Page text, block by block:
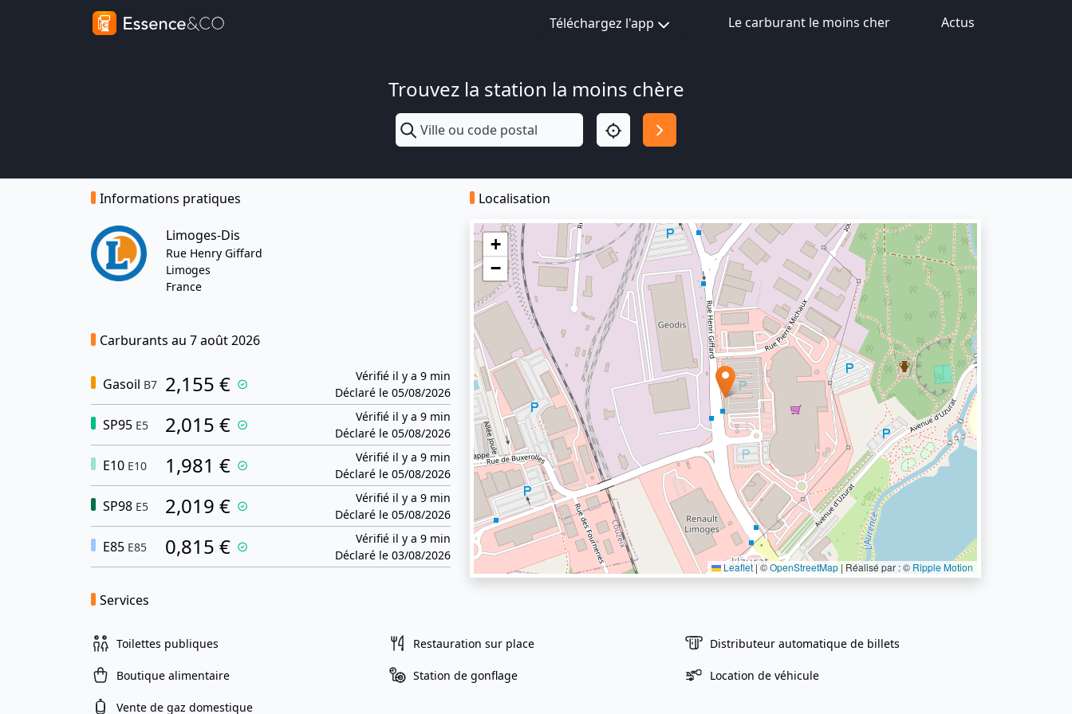
Téléchargez l'app Le carburant le moins cher Actus
Trouvez la station la moins chère
Informations pratiques
Limoges-Dis
Rue Henry Giffard
Limoges
France
Carburants au 7 août 2026
Gasoil B7 2,155 €
Vérifié il y a 9 min
Déclaré le 05/08/2026
SP95 E5 2,015 €
Vérifié il y a 9 min
Déclaré le 05/08/2026
E10 E10 1,981 €
Vérifié il y a 9 min
Déclaré le 05/08/2026
SP98 E5 2,019 €
Vérifié il y a 9 min
Déclaré le 05/08/2026
E85 E85 0,815 €
Vérifié il y a 9 min
Déclaré le 03/08/2026
Localisation
+
−
Leaflet |©OpenStreetMap | Réalisé par : © Ripple Motion
Services
Toilettes publiques Restauration sur place Distributeur automatique de billets
Boutique alimentaire Station de gonflage Location de véhicule
Vente de gaz domestique